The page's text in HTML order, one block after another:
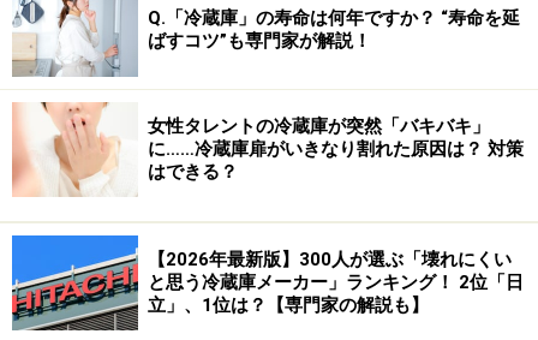
Q.「冷蔵庫」の寿命は何年ですか？ “寿命を延
ばすコツ”も専門家が解説！
女性タレントの冷蔵庫が突然「バキバキ」
に……冷蔵庫扉がいきなり割れた原因は？ 対策
はできる？
【2026年最新版】300人が選ぶ「壊れにくい
と思う冷蔵庫メーカー」ランキング！ 2位「日
立」、1位は？【専門家の解説も】